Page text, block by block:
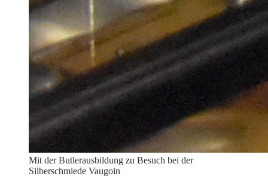
Mit der Butlerausbildung zu Besuch bei der
Silberschmiede Vaugoin